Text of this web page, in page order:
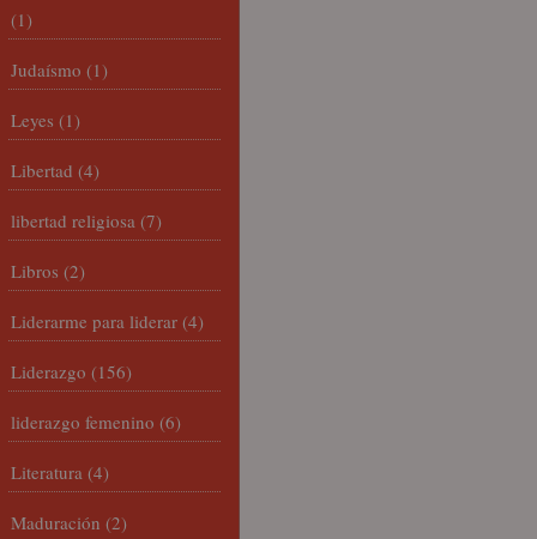
(1)
Judaísmo (1)
Leyes (1)
Libertad (4)
libertad religiosa (7)
Libros (2)
Liderarme para liderar (4)
Liderazgo (156)
liderazgo femenino (6)
Literatura (4)
Maduración (2)